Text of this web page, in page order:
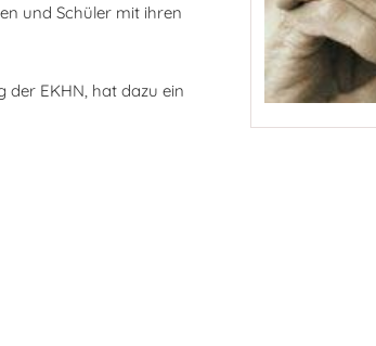
und Schüler mit ihren
EKHN, hat dazu ein